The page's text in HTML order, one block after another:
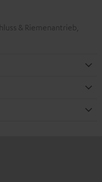
& Riemenantrieb,